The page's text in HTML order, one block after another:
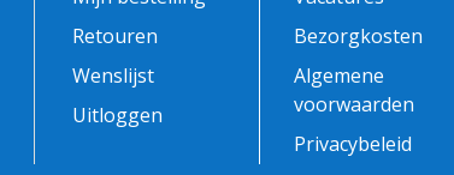
Retouren
Wenslijst
Uitloggen
Bezorgkosten
Algemene
voorwaarden
Privacybeleid